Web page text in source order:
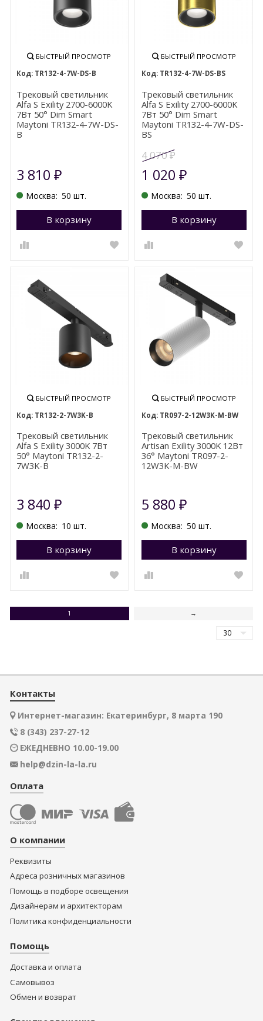
БЫСТРЫЙ ПРОСМОТР
TR132-4-7W-DS-B
Трековый светильник
Alfa S Exility 2700-6000K
7Вт 50° Dim Smart
Maytoni TR132-4-7W-DS-
B
3 810₽
Москва: 50 шт.
В корзину Перейти в корзину
БЫСТРЫЙ ПРОСМОТР
TR132-4-7W-DS-BS
Трековый светильник
Alfa S Exility 2700-6000K
7Вт 50° Dim Smart
Maytoni TR132-4-7W-DS-
BS
4 070₽
1 020 ₽
Москва: 50 шт.
В корзину
БЫСТРЫЙ ПРОСМОТР
TR132-2-7W3K-B
Трековый светильник
Alfa S Exility 3000K 7Вт
50° Maytoni TR132-2-
7W3K-B
3 840₽
Москва: 10 шт.
В корзину Перейти в корзину
БЫСТРЫЙ ПРОСМОТР
TR097-2-12W3K-M-BW
Трековый светильник
Artisan Exility 3000K 12Вт
36° Maytoni TR097-2-
12W3K-M-BW
5 880 ₽
Москва: 50 шт.
В корзину
1 →
Контакты
Интернет-магазин: Екатеринбург, 8 марта 190
8 (343) 237-27-12
ЕЖЕДНЕВНО 10.00-19.00
help@dzin-la-la.ru
Оплата
О компании
Реквизиты
Адреса розничных магазинов
Помощь в подборе освещения
Дизайнерам и архитекторам
Политика конфиденциальности
Помощь
Доставка и оплата
Самовывоз
Обмен и возврат